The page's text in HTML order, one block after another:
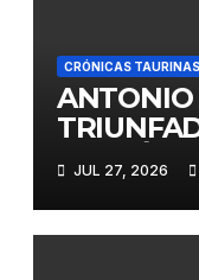
CRÓNICAS TAURINAS
ANTONIO
EDICIÓN
«VILLA
JUL 27, 2026